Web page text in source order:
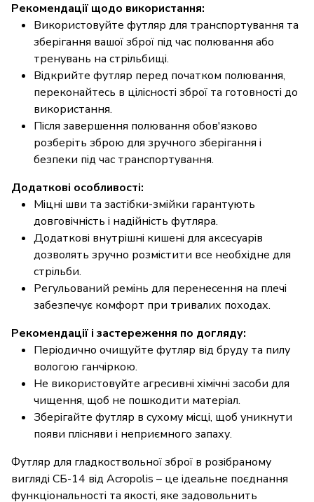
Рекомендації щодо використання:
Використовуйте футляр для транспортування та
зберігання вашої зброї під час полювання або
тренувань на стрільбищі.
Відкрийте футляр перед початком полювання,
переконайтесь в цілісності зброї та готовності до
використання.
Після завершення полювання обов'язково
розберіть зброю для зручного зберігання і
безпеки під час транспортування.
Додаткові особливості:
Міцні шви та застібки-змійки гарантують
довговічність і надійність футляра.
Додаткові внутрішні кишені для аксесуарів
дозволять зручно розмістити все необхідне для
стрільби.
Регульований ремінь для перенесення на плечі
забезпечує комфорт при тривалих походах.
Рекомендації і застереження по догляду:
Періодично очищуйте футляр від бруду та пилу
вологою ганчіркою.
Не використовуйте агресивні хімічні засоби для
чищення, щоб не пошкодити матеріал.
Зберігайте футляр в сухому місці, щоб уникнути
появи плісняви і неприємного запаху.
Футляр для гладкоствольної зброї в розібраному
вигляді СБ-14 від Acropolis – це ідеальне поєднання
функціональності та якості, яке задовольнить